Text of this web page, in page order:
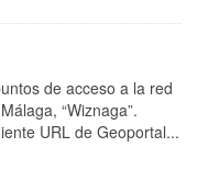
de acceso a la red
“Wiznaga”.
URL de Geoportal...